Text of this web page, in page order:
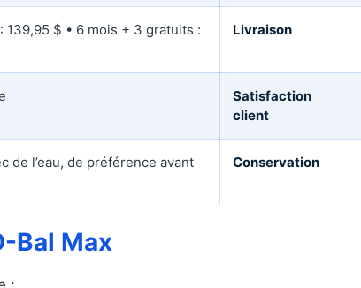
139,95 $ • 6 mois + 3 gratuits :
Livraison
Satisfaction
client
de l’eau, de préférence avant
Conservation
Bal Max
: